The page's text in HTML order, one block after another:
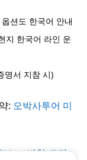
션도 한국어 안내
지 한국어 라인 운
명서 지참 시)
: 오박사투어 미
보 — 비치·드라